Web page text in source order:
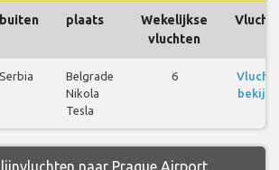
buiten plaats
Wekelijkse
vluchten
Serbia
Belgrade
Nikola
Tesla
6
naar Prague Airport